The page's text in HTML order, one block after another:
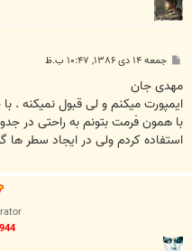
پ
ت
جمعه ۱۴ دی ۱۳۸۶, ۱۰:۴۷ ب.ظ
مهدی جان
ایمپورت میکنم و لی قبول نمیکنه .
استفاده کردم ولی در ایجاد سطر ها